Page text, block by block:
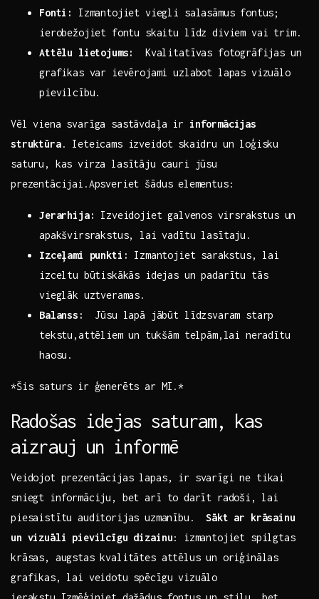
Fonti:
Izmantojiet viegli salasāmus fontus;
ierobežojiet‌ fontu skaitu līdz diviem vai trim.
Attēlu lietojums:
‌ Kvalitatīvas​ fotogrāfijas un
grafikas var ievērojami ​uzlabot lapas vizuālo⁣
pievilcību.
Vēl viena svarīga sastāvdaļa ir informācijas
struktūra. Ieteicams izveidot⁣ skaidru un‍ loģisku
saturu, kas‍ virza lasītāju⁤ cauri jūsu
prezentācijai.Apsveriet šādus ⁢elementus:
Jerarhija:
Izveidojiet ⁢galvenos ⁢virsrakstus un
apakšvirsrakstus, lai vadītu lasītaju.
Izceļami punkti:
Izmantojiet⁤ sarakstus, lai
izceltu būtiskākās idejas un padarītu tās
vieglāk uztveramas.
Balanss:
‌ Jūsu lapā jābūt​ līdzsvaram starp
tekstu,attēliem un ⁤tukšām telpām,lai neradītu⁤
haosu.
*Šis saturs ir ģenerēts​ ar MI.*
Radošas idejas saturam,⁢ kas
aizrauj un informē
Veidojot‍ prezentācijas ​lapas, ir svarīgi ne tikai
sniegt informāciju, bet arī to ⁣darīt radoši, ⁤lai‌
piesaistītu auditorijas⁢ uzmanību. ‌Sākt ar krāsainu
un vizuāli ​pievilcīgu dizainu: ⁢izmantojiet spilgtas
krāsas, augstas kvalitātes ‌attēlus ⁤un ‍oriģinālas⁢
grafikas, lai veidotu​ spēcīgu vizuālo⁤